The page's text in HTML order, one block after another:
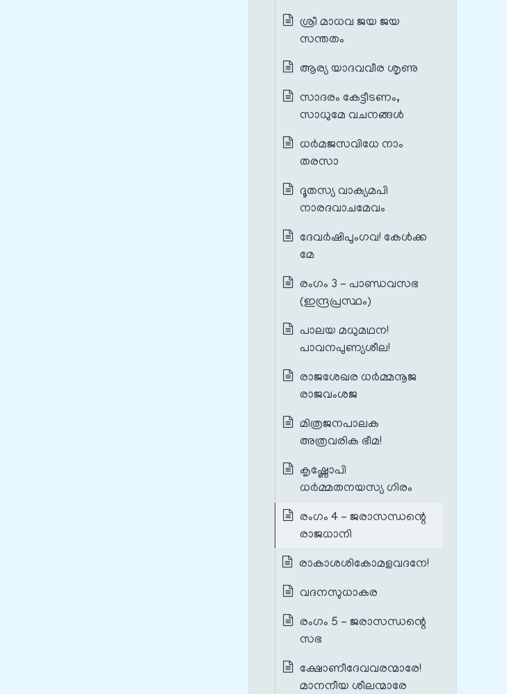
ശ്രീ മാധവ ജയ ജയ
സന്തതം
ആര്യ യാദവവീര ശൃണു
സാദരം കേട്ടീടണം,
സാധുമേ വചനങ്ങൾ
ധർമജസവിധേ നാം
തരസാ
ദൂതസ്യ വാക്യമപി
നാരദവാചമേവം
ദേവർഷിപുംഗവ! കേൾക്ക
മേ
രംഗം 3 – പാണ്ഡവസഭ
(ഇന്ദ്രപ്രസ്ഥം)
പാലയ മധുമഥന!
പാവനപുണ്യശീല!
രാജശേഖര ധർമ്മനൂജ
രാജവംശജ
മിത്രജനപാലക
അത്രവരിക ഭീമ!
കൃഷ്ണോപി
ധർമ്മതനയസ്യ ഗിരം
രംഗം 4 – ജരാസന്ധന്റെ
രാജധാനി
രാകാശശികോമളവദനേ!
വദനസുധാകര
രംഗം 5 – ജരാസന്ധന്റെ
സഭ
ക്ഷോണീദേവവരന്മാരേ!
മാനനീയ ശീലന്മാരേ